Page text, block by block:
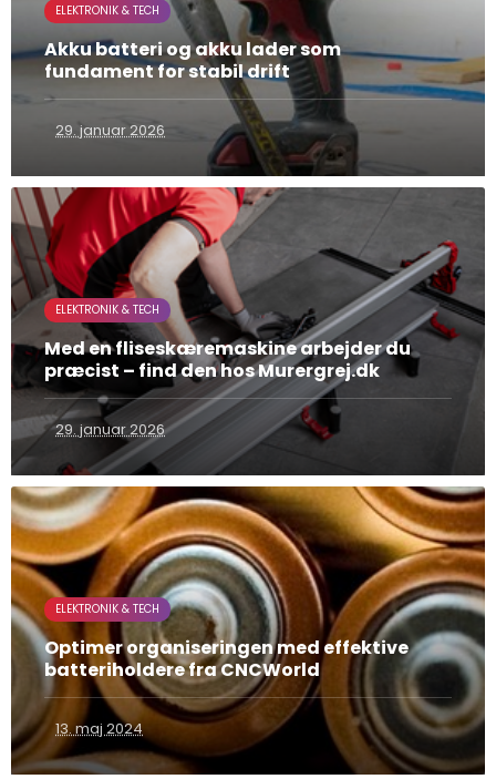
ELEKTRONIK & TECH
Akku batteri og akku lader som
fundament for stabil drift
29. januar 2026
ELEKTRONIK & TECH
Med en fliseskæremaskine arbejder du
præcist – find den hos Murergrej.dk
29. januar 2026
ELEKTRONIK & TECH
Optimer organiseringen med effektive
batteriholdere fra CNCWorld
13. maj 2024